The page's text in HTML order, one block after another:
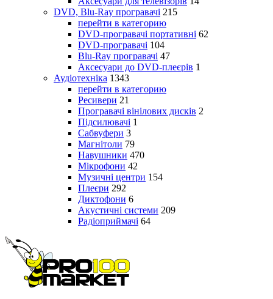
DVD, Blu-Ray програвачі 215
перейти в категорию
DVD-програвачі портативні 62
DVD-програвачі 104
Blu-Ray програвачі 47
Аксесуари до DVD-плеєрів 1
Аудіотехніка 1343
перейти в категорию
Ресивери 21
Програвачі вінілових дисків 2
Підсилювачі 1
Сабвуфери 3
Магнітоли 79
Навушники 470
Мікрофони 42
Музичні центри 154
Плеєри 292
Диктофони 6
Акустичні системи 209
Радіоприймачі 64